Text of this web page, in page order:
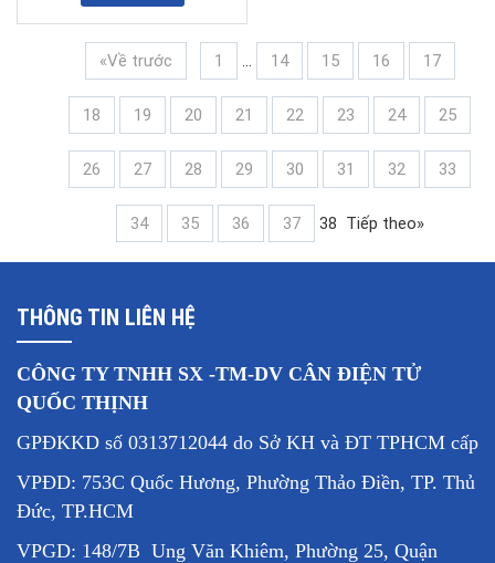
«Về trước 1 ... 14 15 16 17
18 19 20 21 22 23 24 25
26 27 28 29 30 31 32 33
34 35 36 37 38 Tiếp theo»
THÔNG TIN LIÊN HỆ
CÔNG TY TNHH SX -TM-DV CÂN ĐIỆN TỬ
QUỐC THỊNH
GPĐKKD số 0313712044 do Sở KH và ĐT TPHCM cấp
VPĐD: 753C Quốc Hương, Phường Thảo Điền, TP. Thủ
Đức, TP.HCM
VPGD: 148/7B Ung Văn Khiêm, Phường 25, Quận